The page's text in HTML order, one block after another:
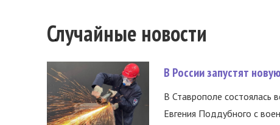
Случайные новости
В России запустят
В Ставрополе состоялась
Евгения Поддубного с